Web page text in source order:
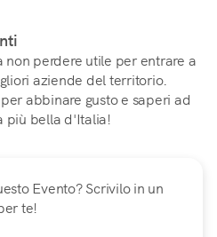
perdere utile per entrare a
aziende del territorio.
abbinare gusto e saperi ad
più bella d'Italia!
Evento? Scrivilo in un
te!